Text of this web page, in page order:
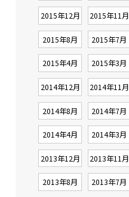
2015年12月 2015年11月
2015年8月 2015年7月
2015年4月 2015年3月
2014年12月 2014年11月
2014年8月 2014年7月
2014年4月 2014年3月
2013年12月 2013年11月
2013年8月 2013年7月